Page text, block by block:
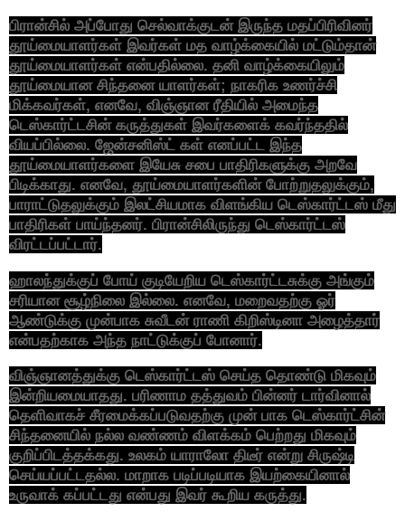
பிரான்சில் அப்போது செல்வாக்குடன் இருந்த மதப்பிரிவினர்
தூய்மையாளர்கள் இவர்கள் மத வாழ்க்கையில் மட்டும்தான்
தூய்மையாளர்கள் என்பதில்லை. தனி வாழ்க்கையிலும்
தூய்மையான சிந்தனை யாளர்கள்; நாகரிக உணர்ச்சி
மிக்கவர்கள், எனவே, விஞ்ஞான ரீதியில் அமைந்த
டெஸ்கார்ட்டசின் கருத்துகள் இவர்களைக் கவர்ந்ததில்
வியப்பில்லை. ஜேன்சனிஸ்ட் கள் எனப்பட்ட இந்த
தூய்மையாளர்களை இயேசு சபை பாதிரிகளுக்கு அறவே
பிடிக்காது. எனவே, தூய்மையாளர்களின் போற்றுதலுக்கும்,
பாராட்டுதலுக்கும் இலட்சியமாக விளங்கிய டெஸ்கார்ட்டஸ் மீது
பாதிரிகள் பாய்ந்தனர். பிரான்சிலிருந்து டெஸ்கார்ட்டஸ்
விரட்டப்பட்டார்.
ஹாலந்துக்குப் போய் குடியேறிய டெஸ்கார்ட்டசுக்கு அங்கும்
சரியான சூழ்நிலை இல்லை. எனவே, மறைவதற்கு ஓர்
ஆண்டுக்கு முன்பாக சுவீடன் ராணி கிறிஸ்டினா அழைத்தார்
என்பதற்காக அந்த நாட்டுக்குப் போனார்.
விஞ்ஞானத்துக்கு டெஸ்கார்ட்டஸ் செய்த தொண்டு மிகவும்
இன்றியமையாதது. பரிணாம தத்துவம் பின்னர் டார்வினால்
தெளிவாகச் சீரமைக்கப்படுவதற்கு முன் பாக டெஸ்கார்ட்சின்
சிந்தனையில் நல்ல வண்ணம் விளக்கம் பெற்றது மிகவும்
குறிப்பிடத்தக்கது. உலகம் யாராலோ திடீர் என்று சிருஷ்டி
செய்யப்பட்டதல்ல. மாறாக படிப்படியாக இயற்கையினால்
உருவாக் கப்பட்டது என்பது இவர் கூறிய கருத்து.